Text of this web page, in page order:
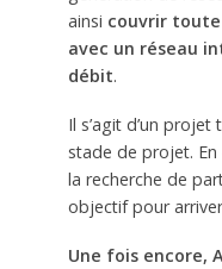
ainsi couvrir
avec un réseau
débit.
Il s’agit d’un
stade de projet.
la recherche de
objectif pour
Une fois encore,